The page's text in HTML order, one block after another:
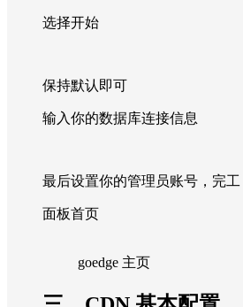
选择开始
保持默认即可
输入你的数据库连接信息
最后设置你的管理员账号，完工
面板首页
goedge 主页